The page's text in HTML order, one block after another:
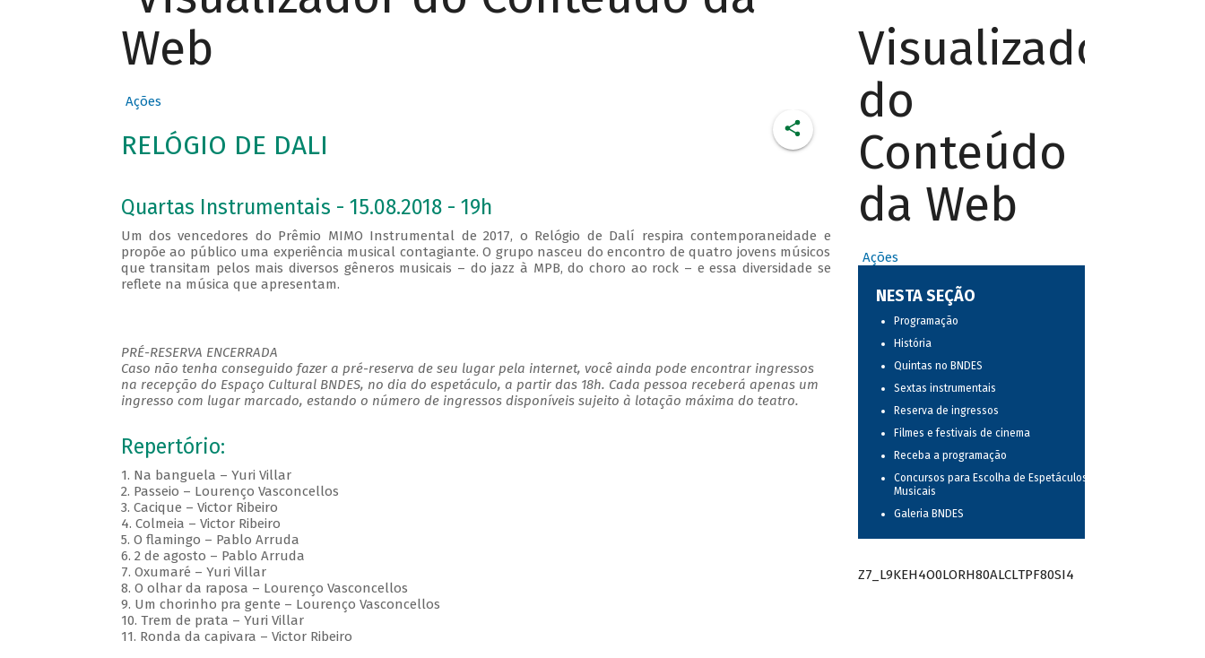
Web
Ações
RELÓGIO DE DALI
Quartas Instrumentais - 15.08.2018 - 19h
Um dos vencedores do Prêmio MIMO Instrumental de 2017, o Relógio de Dalí respira contemporaneidade e
propõe ao público uma experiência musical contagiante. O grupo nasceu do encontro de quatro jovens músicos
que transitam pelos mais diversos gêneros musicais – do jazz à MPB, do choro ao rock – e essa diversidade se
reflete na música que apresentam.
PRÉ-RESERVA ENCERRADA
Caso não tenha conseguido fazer a pré-reserva de seu lugar pela internet, você ainda pode encontrar ingressos
na recepção do Espaço Cultural BNDES, no dia do espetáculo, a partir das 18h. Cada pessoa receberá apenas um
ingresso com lugar marcado, estando o número de ingressos disponíveis sujeito à lotação máxima do teatro.
Repertório:
1. Na banguela – Yuri Villar
2. Passeio – Lourenço Vasconcellos
3. Cacique – Victor Ribeiro
4. Colmeia – Victor Ribeiro
5. O flamingo – Pablo Arruda
6. 2 de agosto – Pablo Arruda
7. Oxumaré – Yuri Villar
8. O olhar da raposa – Lourenço Vasconcellos
9. Um chorinho pra gente – Lourenço Vasconcellos
10. Trem de prata – Yuri Villar
11. Ronda da capivara – Victor Ribeiro
Visualizador
do
Conteúdo
da Web
Ações
NESTA SEÇÃO
Programação
História
Quintas no BNDES
Sextas instrumentais
Reserva de ingressos
Filmes e festivais de cinema
Receba a programação
Concursos para Escolha de Espetáculos
Musicais
Galeria BNDES
Z7_L9KEH4O0LORH80ALCLTPF80SI4